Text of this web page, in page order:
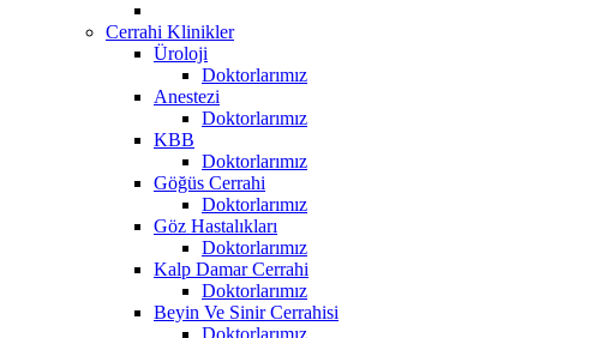
Cerrahi Klinikler
Üroloji
Doktorlarımız
Anestezi
Doktorlarımız
KBB
Doktorlarımız
Göğüs Cerrahi
Doktorlarımız
Göz Hastalıkları
Doktorlarımız
Kalp Damar Cerrahi
Doktorlarımız
Beyin Ve Sinir Cerrahisi
Doktorlarımız